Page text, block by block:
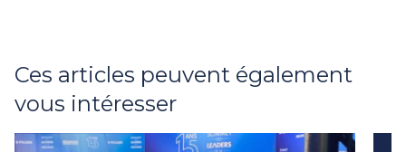
Ces articles peuvent également
vous intéresser